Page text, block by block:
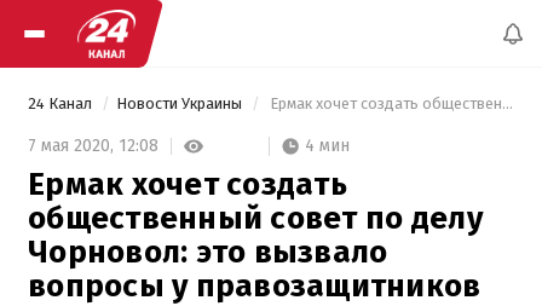
24 Канал Новости Украины Ермак хочет создать общественный совет по делу Чорновол: это вызвало вопросы у правозащитников
7 мая 2020, 12:08 4 мин
Ермак хочет создать
общественный совет по делу
Чорновол: это вызвало
вопросы у правозащитников